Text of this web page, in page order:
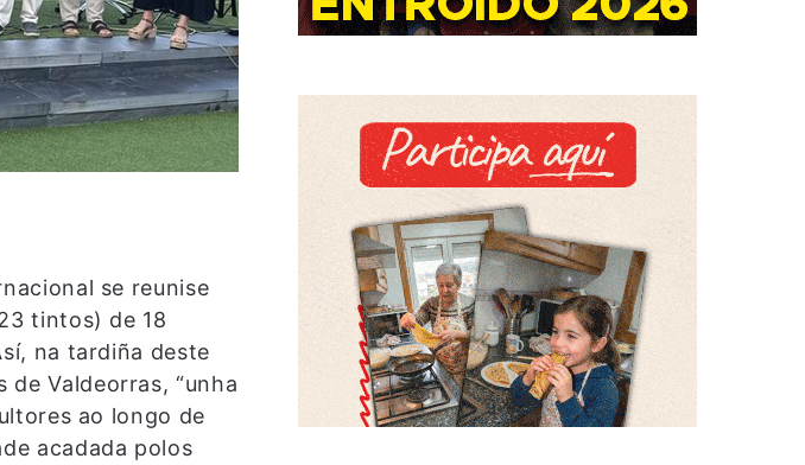
se reunise
tintos) de 18
na tardiña deste
Valdeorras, “unha
ao longo de
acadada polos